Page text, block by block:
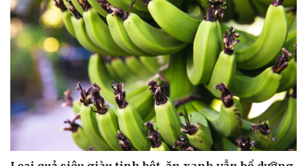
Du lịch
Tư vấn
Săn Tour
check-in
Podcast
Câu chuyện thời sự
Đọc truyện đêm khuya
Cửa sổ tình yêu
Kể chuyện cho bé
Hạt giống tâm hồn